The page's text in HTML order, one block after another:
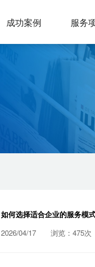
成功案例 服务
何选择适合企业的服务模
04/17 浏览：475次